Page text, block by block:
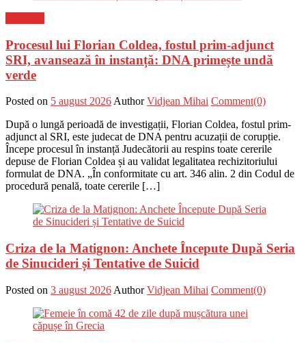
Procesul lui Florian Coldea, fostul prim-adjunct
SRI, avansează în instanță: DNA primește undă
verde
Posted on 5 august 2026 Author Vidjean Mihai Comment(0)
După o lungă perioadă de investigații, Florian Coldea, fostul prim-
adjunct al SRI, este judecat de DNA pentru acuzații de corupție.
Începe procesul în instanță Judecătorii au respins toate cererile
depuse de Florian Coldea și au validat legalitatea rechizitoriului
formulat de DNA. „În conformitate cu art. 346 alin. 2 din Codul de
procedură penală, toate cererile […]
Criza de la Matignon: Anchete Începute După Seria
de Sinucideri și Tentative de Suicid
Posted on 3 august 2026 Author Vidjean Mihai Comment(0)